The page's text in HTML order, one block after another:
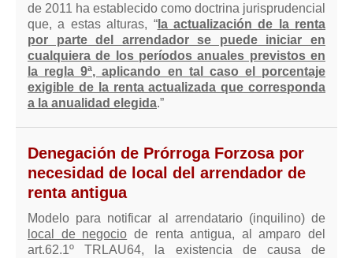
Legislación sobre Arrendamientos Urbanos
Legislación sobre la Comunidad de Propietarios
Legislación sobre Adquisición de Vivienda en Propiedad
Legislación de interés práctico
Usuario
Entrar / Salir
de 2011 ha establecido como doctrina jurisprudencial
que, a estas alturas, “la actualización de la renta
por parte del arrendador se puede iniciar en
cualquiera de los períodos anuales previstos en
la regla 9ª, aplicando en tal caso el porcentaje
exigible de la renta actualizada que corresponda
a la anualidad elegida.”
Denegación de Prórroga Forzosa por
necesidad de local del arrendador de
renta antigua
Modelo para notificar al arrendatario (inquilino) de
local de negocio de renta antigua, al amparo del
art.62.1º TRLAU64, la existencia de causa de